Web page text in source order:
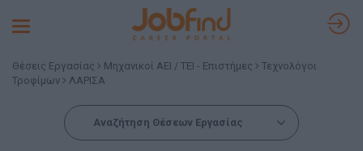
Toggle
Θέσεις Εργασίας Μηχανικοί ΑΕΙ / ΤΕΙ - Επιστήμες
Τεχνολόγοι
Τροφίμων
ΛΑΡΙΣΑ
Αναζήτηση Θέσεων Εργασίας